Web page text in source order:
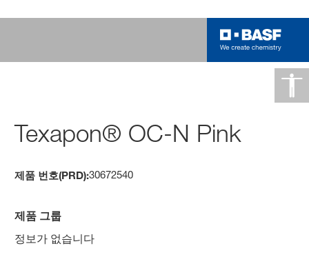
Texapon® OC-N Pink
제품 번호(PRD):30672540
제품 그룹
정보가 없습니다